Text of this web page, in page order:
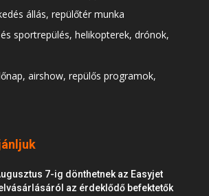
állás, repülőtér munka
sportrepülés, helikopterek, drónok,
airshow, repülős programok,
7-ig dönthetnek az Easyjet
az érdeklődő befektetők